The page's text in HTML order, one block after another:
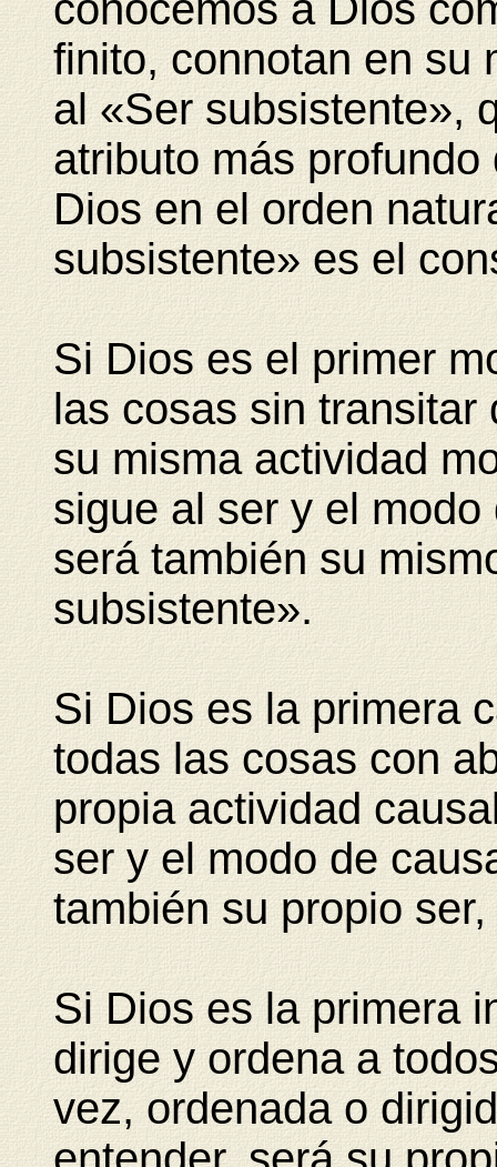
finito, connotan en su
al «Ser subsistente»,
atributo más
Dios en el orden
subsistente» es el
Si Dios es el primer
las cosas sin
su misma actividad
sigue al ser y el
será también su
subsistente».
Si Dios es la primera
todas las cosas con
propia actividad
ser y el modo de
también su propio
Si Dios es la primera
dirige y ordena a
vez, ordenada o